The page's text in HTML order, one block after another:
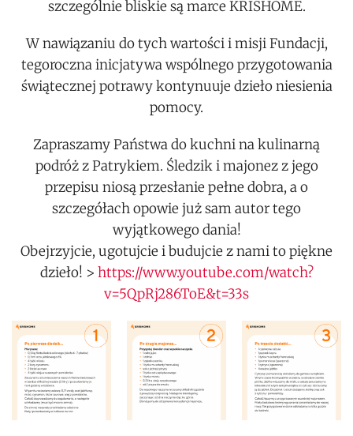
szczególnie bliskie są marce KRISHOME.
W nawiązaniu do tych wartości i misji Fundacji,
tegoroczna inicjatywa wspólnego przygotowania
świątecznej potrawy kontynuuje dzieło niesienia
pomocy.
Zapraszamy Państwa do kuchni na kulinarną
podróż z Patrykiem. Śledzik i majonez z jego
przepisu niosą przesłanie pełne dobra, a o
szczegółach opowie już sam autor tego
wyjątkowego dania!
Obejrzyjcie, ugotujcie i budujcie z nami to piękne
dzieło! > https://www.youtube.com/watch?
v=5QpRj286ToE&t=33s